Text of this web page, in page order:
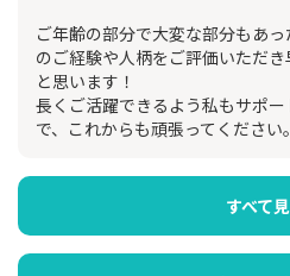
ご年齢の部分で大変な部分もあ
のご経験や人柄をご評価いただ
と思います！
長くご活躍できるよう私もサポ
で、これからも頑張ってください。
すべて